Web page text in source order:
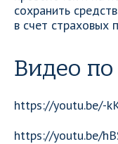
сохранить
в счет страховых
Видео
https://youtu.be/-
https://youtu.be/